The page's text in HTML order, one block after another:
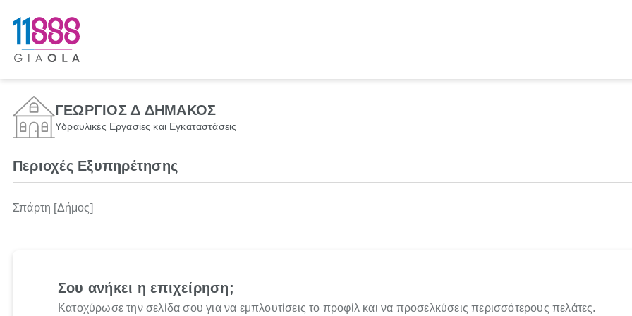
ΓΕΩΡΓΙΟΣ Δ ΔΗΜΑΚΟΣ
Υδραυλικές Εργασίες και Εγκαταστάσεις
Περιοχές Εξυπηρέτησης
Σπάρτη [Δήμος]
Σου ανήκει η επιχείρηση;
Κατοχύρωσε την σελίδα σου για να εμπλουτίσεις το προφίλ και να προσελκύσεις περισσότερους πελάτες.